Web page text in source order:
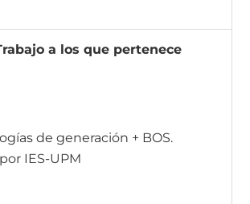
a los que pertenece
de generación + BOS.
IES-UPM